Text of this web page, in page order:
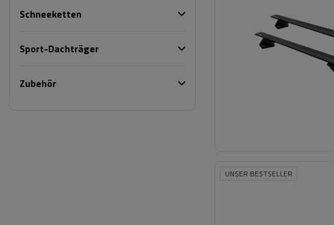
Schneeketten
Sport-Dachträger
Zubehör
UNSER BESTSELLER